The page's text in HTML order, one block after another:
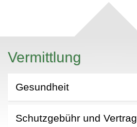
Vermittlung
Gesundheit
Schutzgebühr und Vertrag